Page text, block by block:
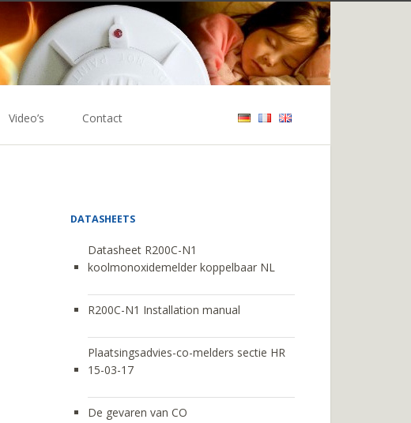
Video’s Contact
DATASHEETS
Datasheet R200C-N1
koolmonoxidemelder koppelbaar NL
R200C-N1 Installation manual
Plaatsingsadvies-co-melders sectie HR
15-03-17
De gevaren van CO